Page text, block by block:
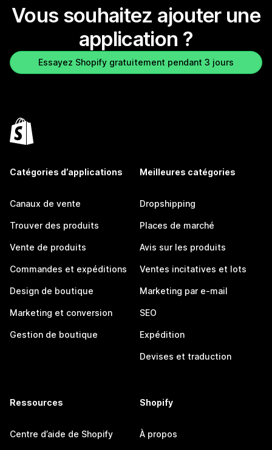
Vous souhaitez ajouter une
application ?
Essayez Shopify gratuitement pendant 3 jours
Catégories d’applications
Canaux de vente
Trouver des produits
Vente de produits
Commandes et expéditions
Design de boutique
Marketing et conversion
Gestion de boutique
Meilleures catégories
Dropshipping
Places de marché
Avis sur les produits
Ventes incitatives et lots
Marketing par e-mail
SEO
Expédition
Devises et traduction
Ressources
Centre d’aide de Shopify
Shopify
À propos